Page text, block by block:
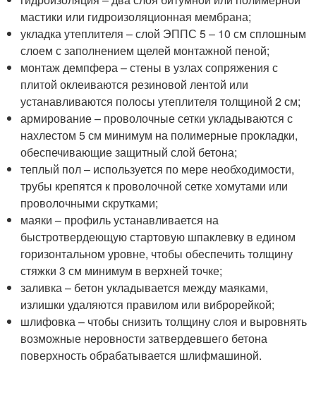
мастики или гидроизоляционная мембрана;
укладка утеплителя – слой ЭППС 5 – 10 см сплошным
слоем с заполнением щелей монтажной пеной;
монтаж демпфера – стены в узлах сопряжения с
плитой оклеиваются резиновой лентой или
устанавливаются полосы утеплителя толщиной 2 см;
армирование – проволочные сетки укладываются с
нахлестом 5 см минимум на полимерные прокладки,
обеспечивающие защитный слой бетона;
теплый пол – используется по мере необходимости,
трубы крепятся к проволочной сетке хомутами или
проволочными скрутками;
маяки – профиль устанавливается на
быстротвердеющую стартовую шпаклевку в едином
горизонтальном уровне, чтобы обеспечить толщину
стяжки 3 см минимум в верхней точке;
заливка – бетон укладывается между маяками,
излишки удаляются правилом или виброрейкой;
шлифовка – чтобы снизить толщину слоя и выровнять
возможные неровности затвердевшего бетона
поверхность обрабатывается шлифмашиной.